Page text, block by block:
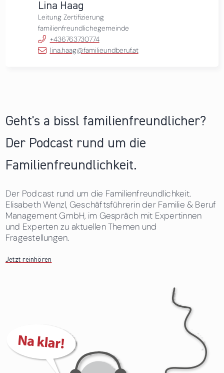
Lina Haag
Leitung Zertifizierung
familienfreundlichegemeinde
+436763730774
lina.haag@familieundberuf.at
Geht's a bissl familienfreundlicher?
Der Podcast rund um die
Familienfreundlichkeit.
Der Podcast rund um die Familienfreundlichkeit.
Elisabeth Wenzl, Geschäftsführerin der Familie & Beruf
Management GmbH, im Gespräch mit Expertinnen
und Experten zu aktuellen Themen und
Fragestellungen.
Jetzt reinhören